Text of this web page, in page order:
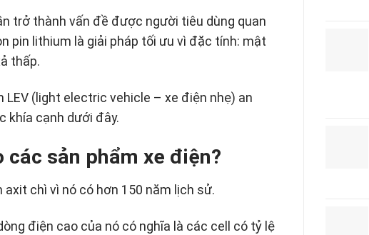
trở thành vấn đề được người tiêu dùng quan
pin lithium là giải pháp tối ưu vì đặc tính: mật
thấp.
(light electric vehicle – xe điện nhẹ) an
khía cạnh dưới đây.
sản phẩm xe điện?
axit chì vì nó có hơn 150 năm lịch sử.
điện cao của nó có nghĩa là các cell có tỷ lệ